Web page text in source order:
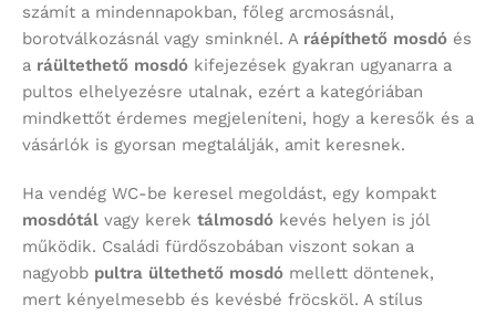
számít a mindennapokban, főleg arcmosásnál,
borotválkozásnál vagy sminknél. A ráépíthető mosdó és
a ráültethető mosdó kifejezések gyakran ugyanarra a
pultos elhelyezésre utalnak, ezért a kategóriában
mindkettőt érdemes megjeleníteni, hogy a keresők és a
vásárlók is gyorsan megtalálják, amit keresnek.
Ha vendég WC-be keresel megoldást, egy kompakt
mosdótál vagy kerek tálmosdó kevés helyen is jól
működik. Családi fürdőszobában viszont sokan a
nagyobb pultra ültethető mosdó mellett döntenek,
mert kényelmesebb és kevésbé fröcsköl. A stílus